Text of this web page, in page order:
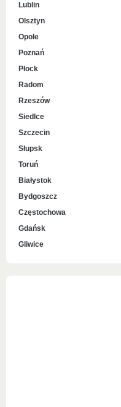
Lublin
Olsztyn
Opole
Poznań
Płock
Radom
Rzeszów
Siedlce
Szczecin
Słupsk
Toruń
Białystok
Bydgoszcz
Częstochowa
Gdańsk
Gliwice